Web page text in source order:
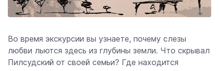
Во время экскурсии вы узнаете, почему слезы
любви льются здесь из глубины земли. Что скрывал
Пилсудский от своей семьи? Где находится